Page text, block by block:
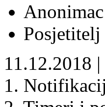
Anonimac
Posjetitelj
11.12.2018 |
1.